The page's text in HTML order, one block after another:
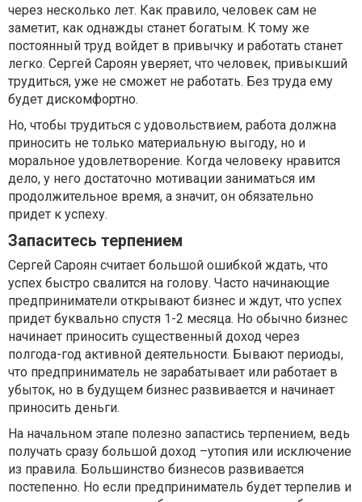
через несколько лет. Как правило, человек сам не
заметит, как однажды станет богатым. К тому же
постоянный труд войдет в привычку и работать станет
легко. Сергей Сароян уверяет, что человек, привыкший
трудиться, уже не сможет не работать. Без труда ему
будет дискомфортно.
Но, чтобы трудиться с удовольствием, работа должна
приносить не только материальную выгоду, но и
моральное удовлетворение. Когда человеку нравится
дело, у него достаточно мотивации заниматься им
продолжительное время, а значит, он обязательно
придет к успеху.
Запаситесь терпением
Сергей Сароян считает большой ошибкой ждать, что
успех быстро свалится на голову. Часто начинающие
предприниматели открывают бизнес и ждут, что успех
придет буквально спустя 1-2 месяца. Но обычно бизнес
начинает приносить существенный доход через
полгода-год активной деятельности. Бывают периоды,
что предприниматель не зарабатывает или работает в
убыток, но в будущем бизнес развивается и начинает
приносить деньги.
На начальном этапе полезно запастись терпением, ведь
получать сразу большой доход –утопия или исключение
из правила. Большинство бизнесов развивается
постепенно. Но если предприниматель будет терпелив и